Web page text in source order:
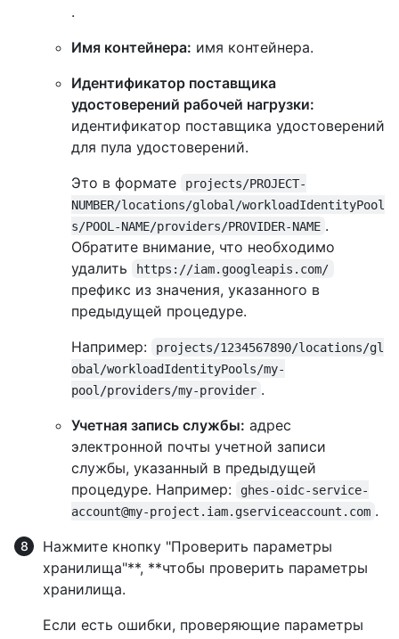
.
Имя контейнера: имя контейнера.
Идентификатор поставщика
удостоверений рабочей нагрузки:
идентификатор поставщика удостоверений
для пула удостоверений.
Это в формате
projects/PROJECT-
NUMBER/locations/global/workloadIdentityPool
s/POOL-NAME/providers/PROVIDER-NAME .
Обратите внимание, что необходимо
удалить
https://iam.googleapis.com/
префикс из значения, указанного в
предыдущей процедуре.
Например:
projects/1234567890/locations/gl
obal/workloadIdentityPools/my-
pool/providers/my-provider .
Учетная запись службы: адрес
электронной почты учетной записи
службы, указанный в предыдущей
процедуре. Например:
ghes-oidc-service-
account@my-project.iam.gserviceaccount.com .
Нажмите кнопку "Проверить параметры
хранилища"**, **чтобы проверить параметры
хранилища.
Если есть ошибки, проверяющие параметры